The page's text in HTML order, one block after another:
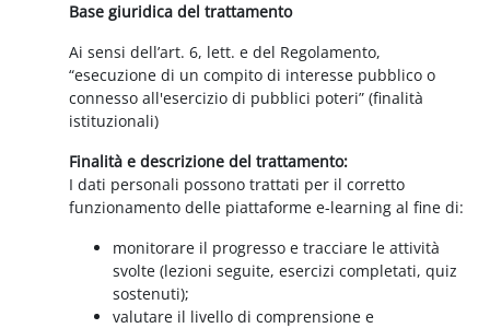
Base giuridica del trattamento
Ai sensi dell’art. 6, lett. e del Regolamento,
“esecuzione di un compito di interesse pubblico o
connesso all'esercizio di pubblici poteri” (finalità
istituzionali)
Finalità e descrizione del trattamento:
I dati personali possono trattati per il corretto
funzionamento delle piattaforme e-learning al fine di:
monitorare il progresso e tracciare le attività
svolte (lezioni seguite, esercizi completati, quiz
sostenuti);
valutare il livello di comprensione e